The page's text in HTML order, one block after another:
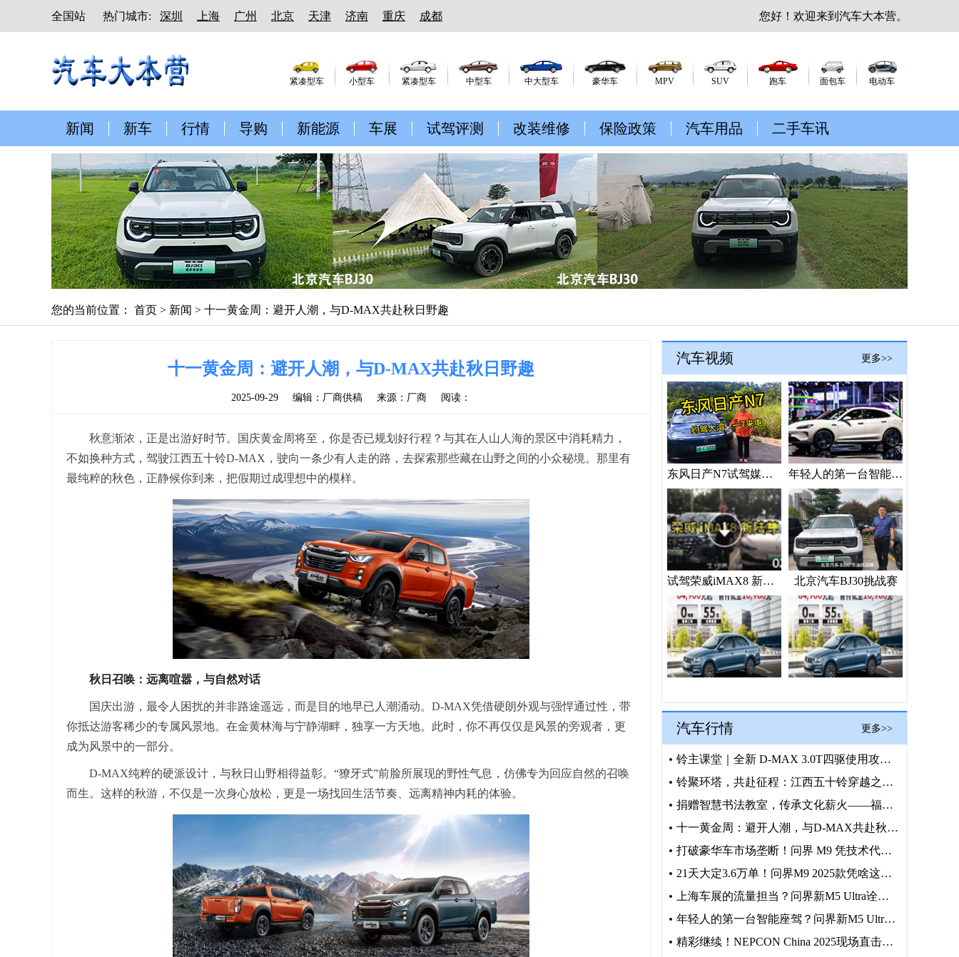
全国站 热门城市: 深圳 上海 广州 北京 天津 济南 重庆 成都 您好！欢迎来到汽车大本营。
紧凑型车 小型车 紧凑型车 中型车 中大型车 豪华车 MPV SUV 跑车 面包车 电动车
新闻 新车 行情 导购 新能源 车展 试驾评测 改装维修 保险政策 汽车用品 二手车讯
您的当前位置： 首页 > 新闻 > 十一黄金周：避开人潮，与D-MAX共赴秋日野趣
十一黄金周：避开人潮，与D-MAX共赴秋日野趣
2025-09-29 编辑：厂商供稿 来源：厂商 阅读：
秋意渐浓，正是出游好时节。国庆黄金周将至，你是否已规划好行程？与其在人山人海的景区中消耗精力，
不如换种方式，驾驶江西五十铃D-MAX，驶向一条少有人走的路，去探索那些藏在山野之间的小众秘境。那里有
最纯粹的秋色，正静候你到来，把假期过成理想中的模样。
秋日召唤：远离喧嚣，与自然对话
国庆出游，最令人困扰的并非路途遥远，而是目的地早已人潮涌动。D-MAX凭借硬朗外观与强悍通过性，带
你抵达游客稀少的专属风景地。在金黄林海与宁静湖畔，独享一方天地。此时，你不再仅仅是风景的旁观者，更
成为风景中的一部分。
D-MAX纯粹的硬派设计，与秋日山野相得益彰。“獠牙式”前脸所展现的野性气息，仿佛专为回应自然的召唤
而生。这样的秋游，不仅是一次身心放松，更是一场找回生活节奏、远离精神内耗的体验。
汽车视频 更多>>
东风日产N7试驾媒体“验货” 年轻人的第一台智能座驾？问界新M5 Ultra上海车展抢镜
试驾荣威iMAX8 新陆尊 北京汽车BJ30挑战赛
汽车行情 更多>>
铃主课堂｜全新 D-MAX 3.0T四驱使用攻略，正确操作护
铃聚环塔，共赴征程：江西五十铃穿越之旅火热招募中
捐赠智慧书法教室，传承文化薪火——福建奔驰“启明星计划”走进
十一黄金周：避开人潮，与D-MAX共赴秋日野趣
打破豪华车市场垄断！问界 M9 凭技术代差加冕 50 万级销
21天大定3.6万单！问界M9 2025款凭啥这么火？
上海车展的流量担当？问界新M5 Ultra诠释何为年轻人的梦
年轻人的第一台智能座驾？问界新M5 Ultra上海车展抢镜
精彩继续！NEPCON China 2025现场直击前沿科技